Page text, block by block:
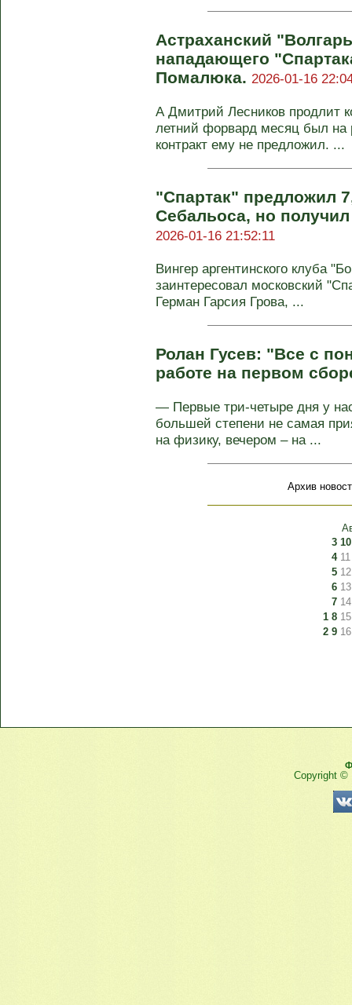
Астраханский
нападающего
Помалюка. 2026-01-16
А Дмитрий Лесников продлит
летний форвард месяц был на
контракт ему не предложил. ...
"Спартак" предложил
Себальоса, но
2026-01-16 21:52:11
Вингер аргентинского клуба
заинтересовал московский
Герман Гарсия Грова, ...
Ролан Гусев: "Все с
работе на первом
— Первые три-четыре дня у
большей степени не самая
на физику, вечером – на ...
Архив
3 10
4 11
5 12
6 13
7 14
1 8 15
2 9 16
Copyright ©